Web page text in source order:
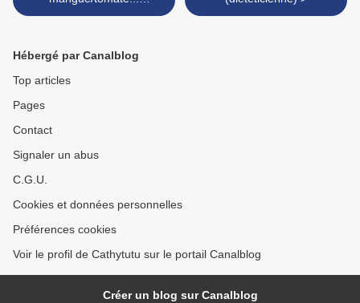
(Avantages, spécial cuisine
Hébergé par Canalblog
Top articles
Pages
Contact
Signaler un abus
C.G.U.
Cookies et données personnelles
Préférences cookies
Voir le profil de Cathytutu sur le portail Canalblog
Créer un blog sur Canalblog